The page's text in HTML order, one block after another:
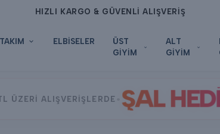
HIZLI KARGO & GÜVENLİ ALIŞVERİŞ
TAKIM ELBİSELER
ÜST
GİYİM
ALT
GİYİM
ÜZERİ ALIŞVERİŞLERDE ŞAL